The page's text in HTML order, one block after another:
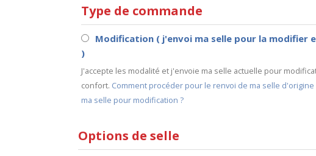
Options de selle
Type de commande
Modification ( j'envoi ma selle pour la modifier
)
J'accepte les modalité et j'envoie ma selle actuelle pour
confort. Comment procéder pour le renvoi de ma selle
ma selle pour modification ?